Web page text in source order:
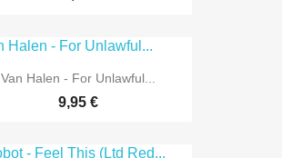
Van Halen - For Unlawful...
9,95 €